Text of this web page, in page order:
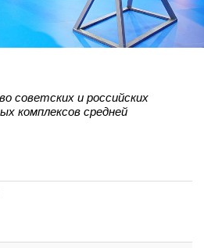
советских и российских
комплексов средней